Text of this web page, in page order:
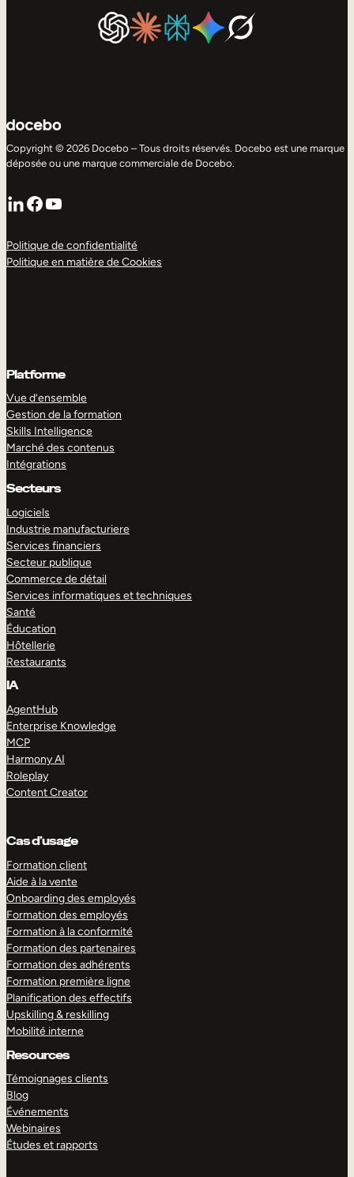
Copyright © 2026 Docebo – Tous droits réservés. Docebo est une marque
déposée ou une marque commerciale de Docebo.
LinkedIn
Facebook
YouTube
Politique de confidentialité
Politique en matière de Cookies
Platforme
Vue d’ensemble
Gestion de la formation
Skills Intelligence
Marché des contenus
Intégrations
Secteurs
Logiciels
Industrie manufacturiere
Services financiers
Secteur publique
Commerce de détail
Services informatiques et techniques
Santé
Éducation
Hôtellerie
Restaurants
IA
AgentHub
Enterprise Knowledge
MCP
Harmony AI
Roleplay
Content Creator
Cas d’usage
Formation client
Aide à la vente
Onboarding des employés
Formation des employés
Formation à la conformité
Formation des partenaires
Formation des adhérents
Formation première ligne
Planification des effectifs
Upskilling & reskilling
Mobilité interne
Resources
Témoignages clients
Blog
Événements
Webinaires
Études et rapports